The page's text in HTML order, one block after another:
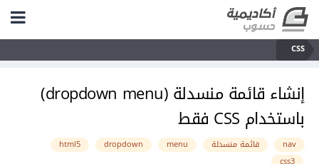
CSS
إنشاء قائمة منسدلة (dropdown menu)
باستخدام CSS فقط
nav قائمة منسدلة menu
dropdown
html5